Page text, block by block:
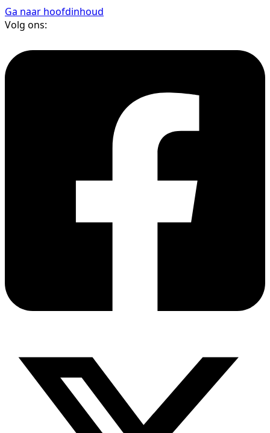
Ga naar hoofdinhoud
Volg ons: